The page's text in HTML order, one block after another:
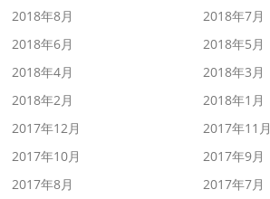
2018年8月
2018年7月
2018年6月
2018年5月
2018年4月
2018年3月
2018年2月
2018年1月
2017年12月
2017年11月
2017年10月
2017年9月
2017年8月
2017年7月